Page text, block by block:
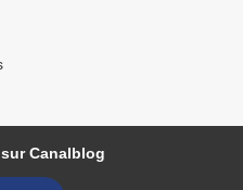
Canalblog